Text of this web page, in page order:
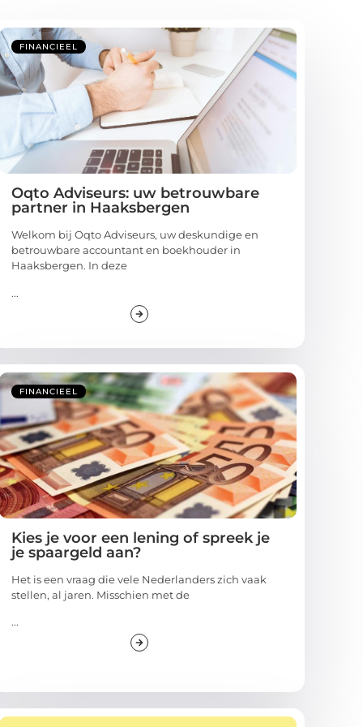
FINANCIEEL
Oqto Adviseurs: uw betrouwbare
partner in Haaksbergen
Welkom bij Oqto Adviseurs, uw deskundige en
betrouwbare accountant en boekhouder in
Haaksbergen. In deze
...
FINANCIEEL
Kies je voor een lening of spreek je
je spaargeld aan?
Het is een vraag die vele Nederlanders zich vaak
stellen, al jaren. Misschien met de
...